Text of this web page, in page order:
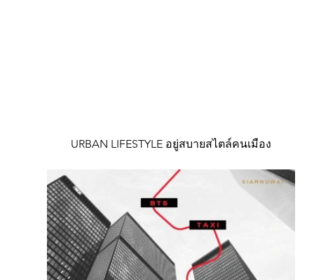
URBAN LIFESTYLE อยู่สบายสไตล์คนเมือง